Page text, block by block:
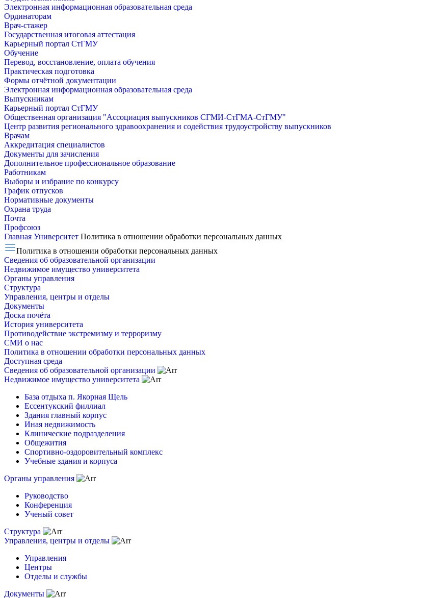
Электронная информационная образовательная среда
Ординаторам
Врач-стажер
Государственная итоговая аттестация
Карьерный портал СтГМУ
Обучение
Перевод, восстановление, оплата обучения
Практическая подготовка
Формы отчётной документации
Электронная информационная образовательная среда
Выпускникам
Карьерный портал СтГМУ
Общественная организация "Ассоциация выпускников СГМИ-СтГМА-СтГМУ"
Центр развития регионального здравоохранения и содействия трудоустройству выпускников
Врачам
Аккредитация специалистов
Документы для зачисления
Дополнительное профессиональное образование
Работникам
Выборы и избрание по конкурсу
График отпусков
Нормативные документы
Охрана труда
Почта
Профсоюз
Главная Университет Политика в отношении обработки персональных данных
Политика в отношении обработки персональных данных
Сведения об образовательной организации
Недвижимое имущество университета
Органы управления
Структура
Управления, центры и отделы
Документы
Доска почёта
История университета
Противодействие экстремизму и терроризму
СМИ о нас
Политика в отношении обработки персональных данных
Доступная среда
Сведения об образовательной организации
Недвижимое имущество университета
База отдыха п. Якорная Щель
Ессентукский филлиал
Здания главный корпус
Иная недвижимость
Клинические подразделения
Общежития
Спортивно-оздоровительный комплекс
Учебные здания и корпуса
Органы управления
Руководство
Конференция
Ученый совет
Структура
Управления, центры и отделы
Управления
Центры
Отделы и службы
Документы